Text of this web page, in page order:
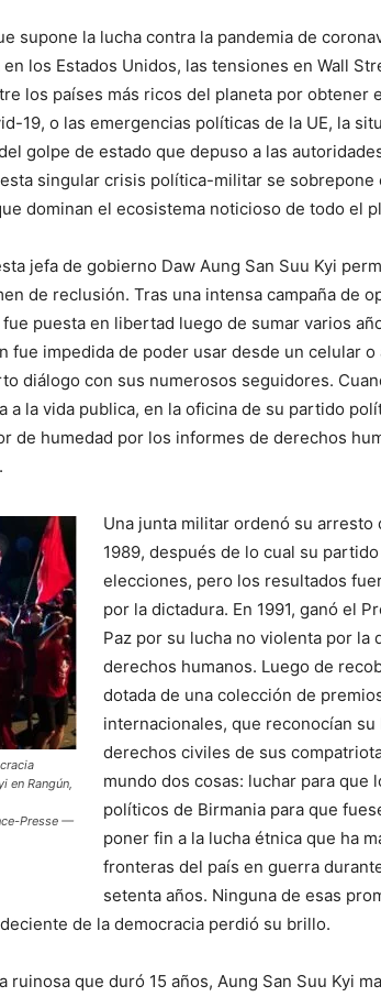
supone la lucha contra la pandemia de
los Estados Unidos, las tensiones en Wall
los países más ricos del planeta por obtener
19, o las emergencias políticas de la UE, la
golpe de estado que depuso a las
singular crisis política-militar se sobrepone
dominan el ecosistema noticioso de todo el
jefa de gobierno Daw Aung San Suu Kyi
de reclusión. Tras una intensa campaña de
puesta en libertad luego de sumar varios
fue impedida de poder usar desde un celular o
diálogo con sus numerosos seguidores.
a la vida publica, en la oficina de su partido
de humedad por los informes de derechos
en Rangún,
Presse —
Una junta militar ordenó su arresto
1989, después de lo cual su
elecciones, pero los resultados
por la dictadura. En 1991, ganó el
Paz por su lucha no violenta por la
derechos humanos. Luego de
dotada de una colección de
internacionales, que reconocían su
derechos civiles de sus
mundo dos cosas: luchar para que
políticos de Birmania para que
poner fin a la lucha étnica que ha
fronteras del país en guerra
setenta años. Ninguna de esas
de la democracia perdió su brillo.
ruinosa que duró 15 años, Aung San Suu Kyi